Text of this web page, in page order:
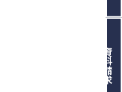
資料請求